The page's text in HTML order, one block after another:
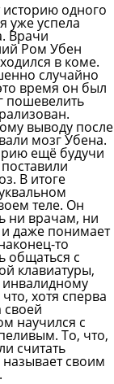
одного
уже успела
Врачи
Ром Убен
в коме.
случайно
время он был
пошевелить
выводу после
мозг Убена.
ещё будучи
В итоге
теле. Он
ни врачам, ни
даже понимает
то
общаться с
клавиатуры,
инвалидному
хотя сперва
своей
научился с
То, что,
считать
своим